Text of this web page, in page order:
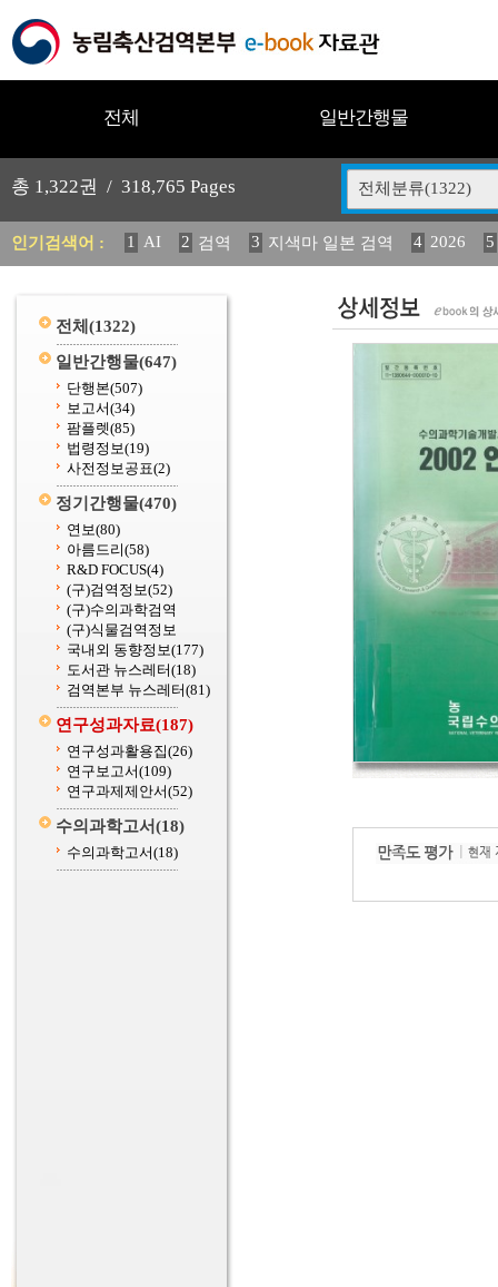
전체 일반간행물
총 1,322권 / 318,765 Pages 전체분류(1322)
인기검색어 : 1 AI 2 검역 3 지색마 일본 검역 4 2026
5
11 2025 12 중독성 식물 도감 13 媛 異 14
전체 (1322)
일반간행물(647)
단행본(507)
보고서(34)
팜플렛(85)
법령정보(19)
사전정보공표(2)
정기간행물(470)
연보(80)
아름드리(58)
R&D FOCUS(4)
(구)검역정보(52)
(구)수의과학검역
(구)식물검역정보
국내외 동향정보(177)
도서관 뉴스레터(18)
검역본부 뉴스레터(81)
연구성과자료(187)
연구성과활용집(26)
연구보고서(109)
연구과제제안서(52)
수의과학고서(18)
수의과학고서(18)